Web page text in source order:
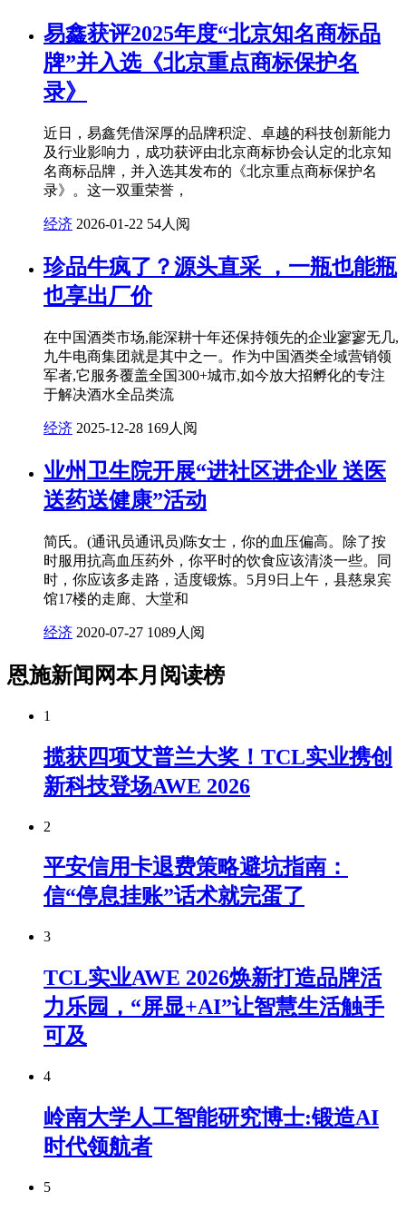
易鑫获评2025年度“北京知名商标品
牌”并入选《北京重点商标保护名
录》
近日，易鑫凭借深厚的品牌积淀、卓越的科技创新能力
及行业影响力，成功获评由北京商标协会认定的北京知
名商标品牌，并入选其发布的《北京重点商标保护名
录》。这一双重荣誉，
经济 2026-01-22 54人阅
珍品牛疯了？源头直采 ，一瓶也能瓶
也享出厂价
在中国酒类市场,能深耕十年还保持领先的企业寥寥无几,
九牛电商集团就是其中之一。作为中国酒类全域营销领
军者,它服务覆盖全国300+城市,如今放大招孵化的专注
于解决酒水全品类流
经济 2025-12-28 169人阅
业州卫生院开展“进社区进企业 送医
送药送健康”活动
简氏。(通讯员通讯员)陈女士，你的血压偏高。除了按
时服用抗高血压药外，你平时的饮食应该清淡一些。同
时，你应该多走路，适度锻炼。5月9日上午，县慈泉宾
馆17楼的走廊、大堂和
经济 2020-07-27 1089人阅
恩施新闻网本月阅读榜
1
揽获四项艾普兰大奖！TCL实业携创
新科技登场AWE 2026
2
平安信用卡退费策略避坑指南：
信“停息挂账”话术就完蛋了
3
TCL实业AWE 2026焕新打造品牌活
力乐园，“屏显+AI”让智慧生活触手
可及
4
岭南大学人工智能研究博士:锻造AI
时代领航者
5